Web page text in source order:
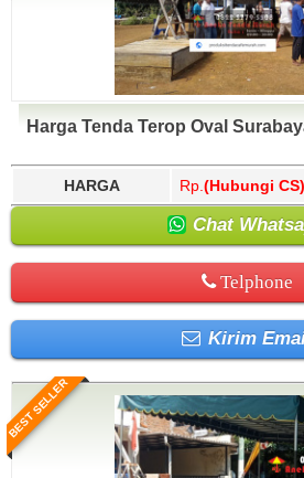
Harga Tenda Terop Oval
HARGA Rp. (Hubungi CS)
Chat
Telphone
Kirim
BEST SELLER